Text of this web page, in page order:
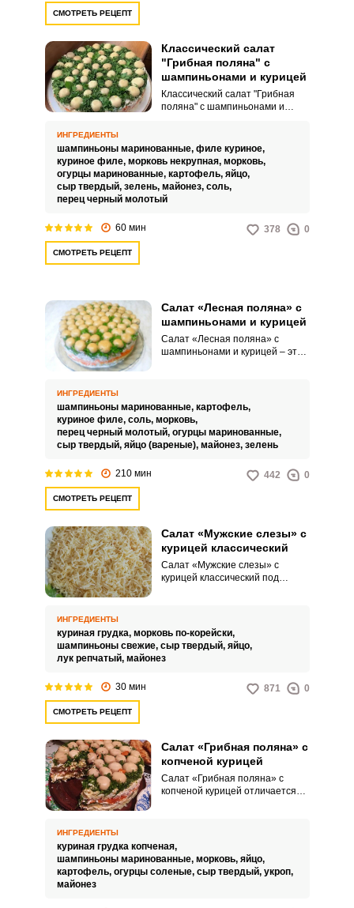
СМОТРЕТЬ РЕЦЕПТ
Классический салат
"Грибная поляна" с
шампиньонами и курицей
Классический салат "Грибная
поляна" с шампиньонами и
дополняется отварными
овощами, маринованным
огурцом, сыром и яйцом.
Формируется послойно, все
слои покрываются майонезом, а
ИНГРЕДИЕНТЫ
шампиньоны маринованные, филе куриное,
куриное филе, морковь некрупная, морковь,
огурцы маринованные, картофель, яйцо,
сыр твердый, зелень, майонез, соль,
перец черный молотый
60 мин 378 0
СМОТРЕТЬ РЕЦЕПТ
Салат «Лесная поляна» с
шампиньонами и курицей
Салат «Лесная поляна» с
шампиньонами и курицей – это
являются грибы, это могут быть
небольшие опята или
шампиньоны.
ИНГРЕДИЕНТЫ
шампиньоны маринованные, картофель,
куриное филе, соль, морковь,
перец черный молотый, огурцы маринованные,
сыр твердый, яйцо (вареные), майонез, зелень
210 мин 442 0
СМОТРЕТЬ РЕЦЕПТ
Салат «Мужские слезы» с
курицей классический
Салат «Мужские слезы» с
курицей классический под
ИНГРЕДИЕНТЫ
куриная грудка, морковь по-корейски,
шампиньоны свежие, сыр твердый, яйцо,
лук репчатый, майонез
30 мин 871 0
СМОТРЕТЬ РЕЦЕПТ
Салат «Грибная поляна» с
копченой курицей
Салат «Грибная поляна» с
копченой курицей отличается
Такой кулинарный вариант
идеально подходит для
праздничного стола.
ИНГРЕДИЕНТЫ
куриная грудка копченая,
шампиньоны маринованные, морковь, яйцо,
картофель, огурцы соленые, сыр твердый, укроп,
майонез